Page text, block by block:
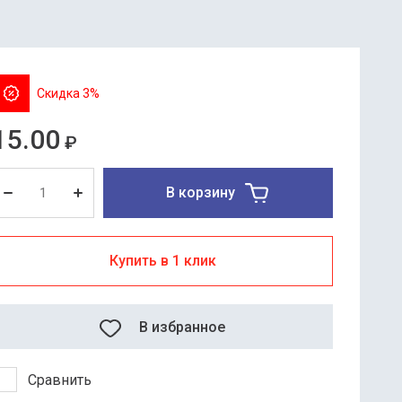
Скидка 3%
₽
В корзину
Купить в 1 клик
Сравнить
В избранное